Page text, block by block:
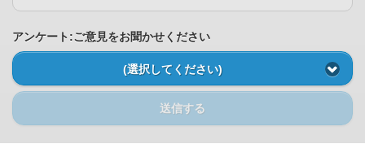
アンケート:ご意見をお聞かせください
(選択してください)
送信する